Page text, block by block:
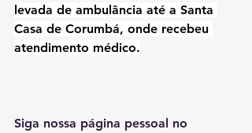
levada de ambulância até a Santa
Casa de Corumbá, onde recebeu
atendimento médico.
Siga nossa página pessoal no